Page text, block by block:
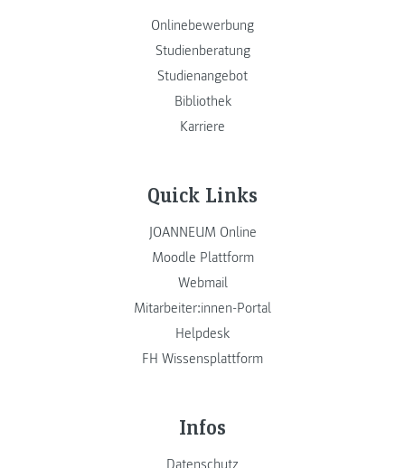
Onlinebewerbung
Studienberatung
Studienangebot
Bibliothek
Karriere
Quick Links
JOANNEUM Online
Moodle Plattform
Webmail
Mitarbeiter:innen-Portal
Helpdesk
FH Wissensplattform
Infos